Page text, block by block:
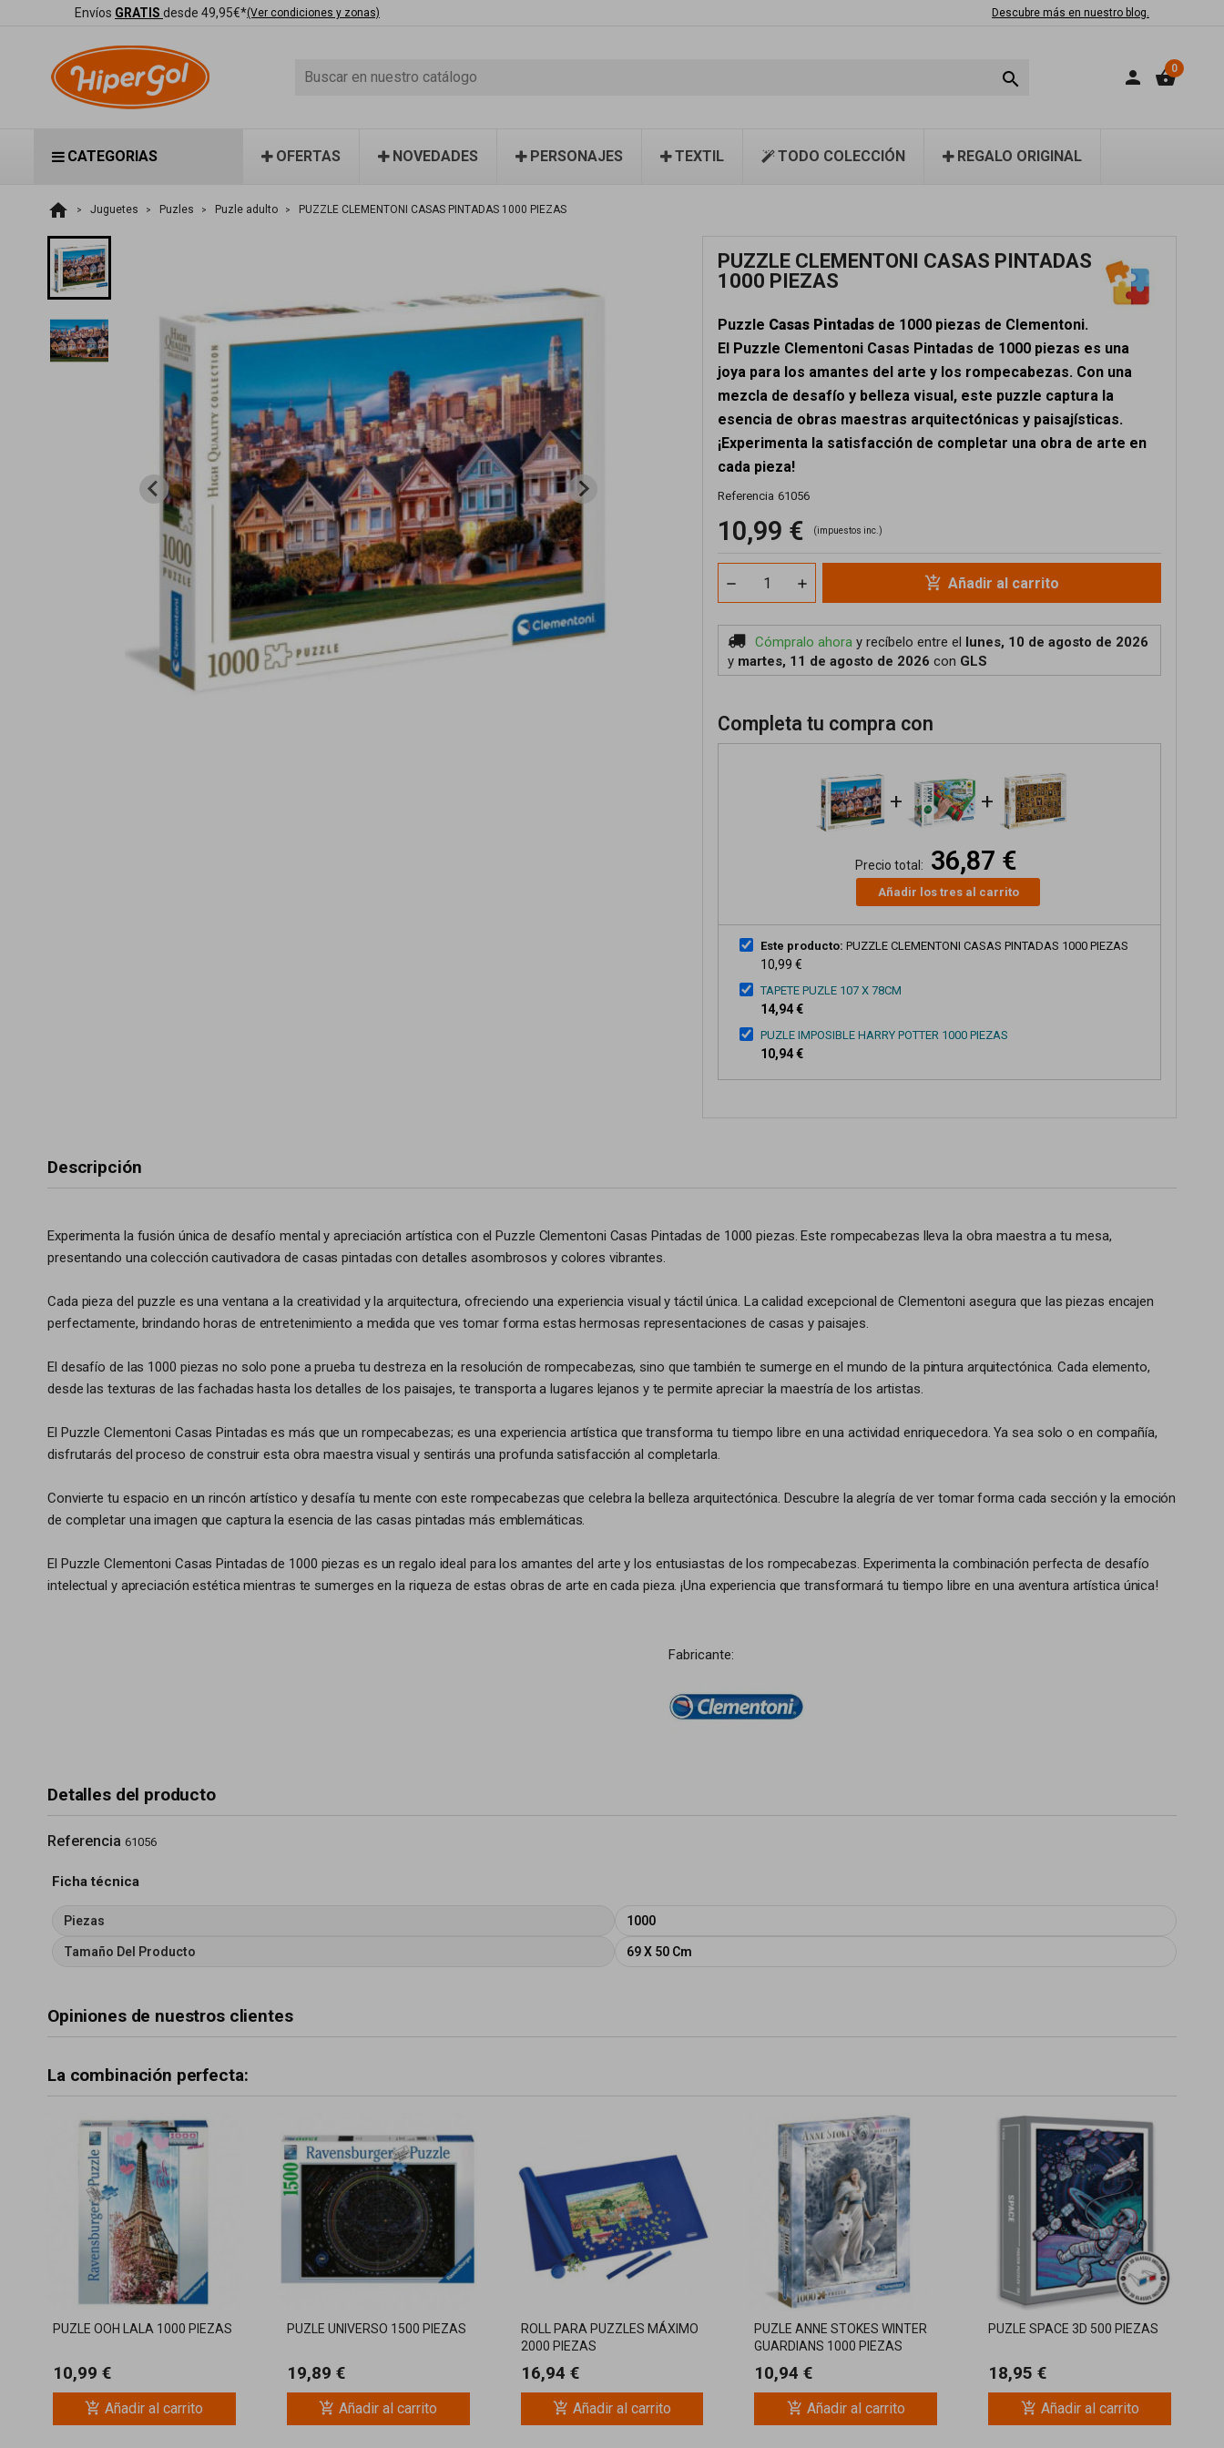
Envíos GRATIS desde 49,95€*(Ver condiciones y zonas) Descubre más en nuestro blog.
 person shopping_basket0
CATEGORIAS OFERTAS NOVEDADES PERSONAJES TEXTIL TODO COLECCIÓN REGALO ORIGINAL
home Juguetes Puzles Puzle adulto PUZZLE CLEMENTONI CASAS PINTADAS 1000 PIEZAS
PUZZLE CLEMENTONI CASAS PINTADAS
1000 PIEZAS
Puzzle Casas Pintadas de 1000 piezas de Clementoni.
El Puzzle Clementoni Casas Pintadas de 1000 piezas es una
joya para los amantes del arte y los rompecabezas. Con una
mezcla de desafío y belleza visual, este puzzle captura la
esencia de obras maestras arquitectónicas y paisajísticas.
¡Experimenta la satisfacción de completar una obra de arte en
cada pieza!
Referencia 61056
10,99 € (impuestos inc.)
add_shopping_cart Añadir al carrito
Cómpralo ahoray recíbeloentre el lunes, 10 de agosto de 2026
y martes, 11 de agosto de 2026 con GLS
Completa tu compra con
+ +
Precio total: 36,87 €
Añadir los tres al carrito
Este producto: PUZZLE CLEMENTONI CASAS PINTADAS 1000 PIEZAS
10,99 €
TAPETE PUZLE 107 X 78CM
14,94 €
PUZLE IMPOSIBLE HARRY POTTER 1000 PIEZAS
10,94 €
Descripción
Experimenta la fusión única de desafío mental y apreciación artística con el Puzzle Clementoni Casas Pintadas de 1000 piezas. Este rompecabezas lleva la obra maestra a tu mesa,
presentando una colección cautivadora de casas pintadas con detalles asombrosos y colores vibrantes.
Cada pieza del puzzle es una ventana a la creatividad y la arquitectura, ofreciendo una experiencia visual y táctil única. La calidad excepcional de Clementoni asegura que las piezas encajen
perfectamente, brindando horas de entretenimiento a medida que ves tomar forma estas hermosas representaciones de casas y paisajes.
El desafío de las 1000 piezas no solo pone a prueba tu destreza en la resolución de rompecabezas, sino que también te sumerge en el mundo de la pintura arquitectónica. Cada elemento,
desde las texturas de las fachadas hasta los detalles de los paisajes, te transporta a lugares lejanos y te permite apreciar la maestría de los artistas.
El Puzzle Clementoni Casas Pintadas es más que un rompecabezas; es una experiencia artística que transforma tu tiempo libre en una actividad enriquecedora. Ya sea solo o en compañía,
disfrutarás del proceso de construir esta obra maestra visual y sentirás una profunda satisfacción al completarla.
Convierte tu espacio en un rincón artístico y desafía tu mente con este rompecabezas que celebra la belleza arquitectónica. Descubre la alegría de ver tomar forma cada sección y la emoción
de completar una imagen que captura la esencia de las casas pintadas más emblemáticas.
El Puzzle Clementoni Casas Pintadas de 1000 piezas es un regalo ideal para los amantes del arte y los entusiastas de los rompecabezas. Experimenta la combinación perfecta de desafío
intelectual y apreciación estética mientras te sumerges en la riqueza de estas obras de arte en cada pieza. ¡Una experiencia que transformará tu tiempo libre en una aventura artística única!
Fabricante:
Detalles del producto
Referencia 61056
Ficha técnica
Piezas 1000
Tamaño Del Producto 69 X 50 Cm
Opiniones de nuestros clientes
La combinación perfecta:
PUZLE OOH LALA 1000 PIEZAS
10,99 €
add_shopping_cart Añadir al carrito
PUZLE UNIVERSO 1500 PIEZAS
19,89 €
add_shopping_cart Añadir al carrito
ROLL PARA PUZZLES MÁXIMO
2000 PIEZAS
16,94 €
add_shopping_cart Añadir al carrito
PUZLE ANNE STOKES WINTER
GUARDIANS 1000 PIEZAS
10,94 €
add_shopping_cart Añadir al carrito
PUZLE SPACE 3D 500 PIEZAS
18,95 €
add_shopping_cart Añadir al carrito